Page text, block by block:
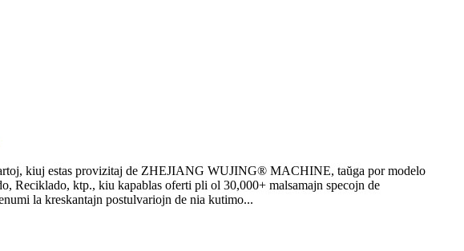
kiuj estas provizitaj de ZHEJIANG WUJING® MACHINE, taŭga por modelo
Reciklado, ktp., kiu kapablas oferti pli ol 30,000+ malsamajn specojn de
la kreskantajn postulvariojn de nia kutimo...